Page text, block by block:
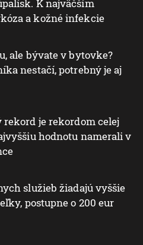
K najväčším
a kožné infekcie
nestačí, potrebný je aj
hodnotu namerali v